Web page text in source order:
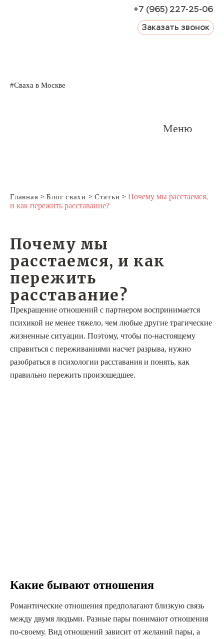
#Сваха в Москве
Меню
+7 (965) 227-25-06
Заказать звонок
Главная >Блог свахи > Статьи >Почему мы расстаемся,
и как пережить расставание?
Почему мы
расстаемся, и как
пережить
расставание?
Прекращение отношений с партнером воспринимается
психикой не менее тяжело, чем любые другие трагические
жизненные ситуации. Поэтому, чтобы по-настоящему
справиться с переживаниями насчет разрыва, нужно
разобраться в психологии расставания и понять, как
правильно пережить произошедшее.
Какие бывают отношения
Романтические отношения предполагают близкую связь
между двумя людьми. Разные пары понимают отношения
по-своему. Вид отношений зависит от желаний пары, а